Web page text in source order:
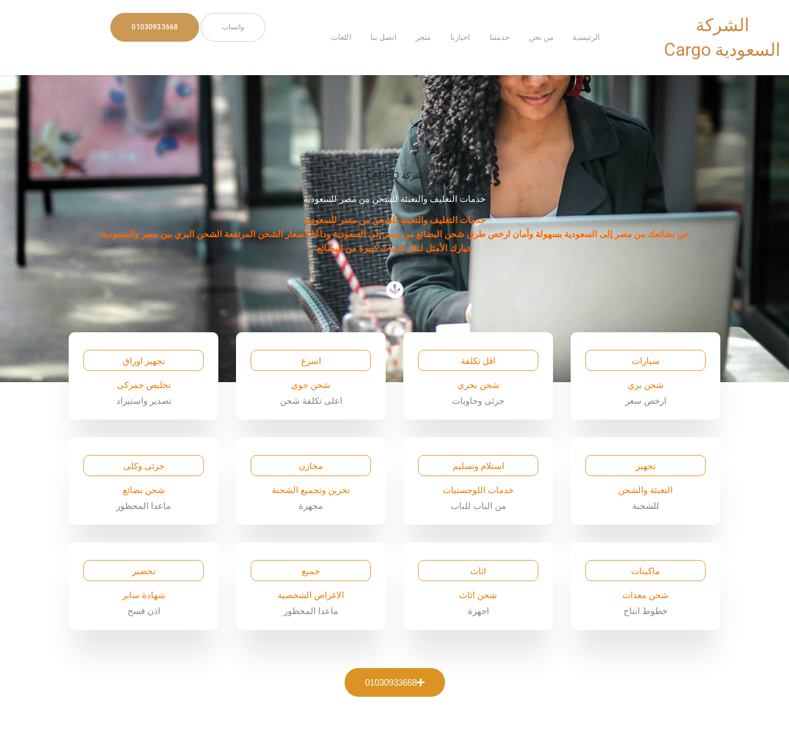
الشركة
السعودية Cargo
الرئيسية من نحن خدمتنا اخبارنا متجر اتصل بنا اللغات
واتساب 01030933668
شركة CARGO
خدمات التغليف والتعبئة للشحن من مصر للسعودية
خدمات التغليف والتعبئة للشحن من مصر للسعودية
حن بضائعك من مصر إلى السعودية بسهولة وأمان ارخص طرق شحن البضائع من مصر إلى السعودية وداعًا لأسعار الشحن المرتفعة الشحن البري بين مصر والسعودية:
خيارك الأمثل لنقل كميات كبيرة من البضائع
سيارات
شحن بري
ارخص سعر
اقل تكلفة
شحن بحري
جزئى وحاويات
اسرع
شحن جوي
اعلى تكلفة شحن
تجهيز اوراق
تخليص جمركى
تصدير واستيراد
تجهيز
التعبئة والشحن
للشحنة
استلام وتسليم
خدمات اللوجستيات
من الباب للباب
مخازن
تخزين وتجميع الشحنة
مجهزة
جزئى وكلى
شحن بضائع
ماعدا المحظور
ماكينات
شحن معدات
خطوط انتاج
اثاث
شحن اثاث
اجهزة
جميع
الاغراض الشخصية
ماعدا المحظور
تحضير
شهادة سابر
اذن فسح
01030933668